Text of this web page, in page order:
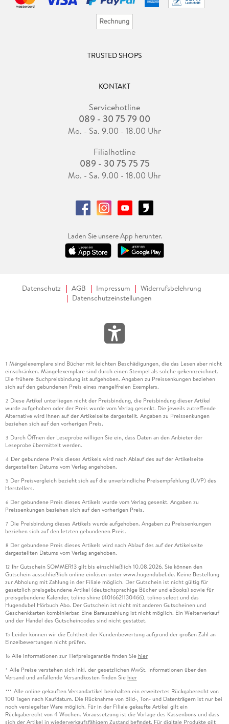
TRUSTED SHOPS
KONTAKT
Servicehotline
089 - 30 75 79 00
Mo. - Sa. 9.00 - 18.00 Uhr
Filialhotline
089 - 30 75 75 75
Mo. - Sa. 9.00 - 18.00 Uhr
Laden Sie unsere App herunter.
Datenschutz AGB Impressum
Widerrufsbelehrung
Datenschutzeinstellungen
1 Mängelexemplare sind Bücher mit leichten Beschädigungen, die das Lesen aber nicht
einschränken. Mängelexemplare sind durch einen Stempel als solche gekennzeichnet.
Die frühere Buchpreisbindung ist aufgehoben. Angaben zu Preissenkungen beziehen
sich auf den gebundenen Preis eines mangelfreien Exemplars.
2 Diese Artikel unterliegen nicht der Preisbindung, die Preisbindung dieser Artikel
wurde aufgehoben oder der Preis wurde vom Verlag gesenkt. Die jeweils zutreffende
Alternative wird Ihnen auf der Artikelseite dargestellt. Angaben zu Preissenkungen
beziehen sich auf den vorherigen Preis.
3 Durch Öffnen der Leseprobe willigen Sie ein, dass Daten an den Anbieter der
Leseprobe übermittelt werden.
4 Der gebundene Preis dieses Artikels wird nach Ablauf des auf der Artikelseite
dargestellten Datums vom Verlag angehoben.
5 Der Preisvergleich bezieht sich auf die unverbindliche Preisempfehlung (UVP) des
Herstellers.
6 Der gebundene Preis dieses Artikels wurde vom Verlag gesenkt. Angaben zu
Preissenkungen beziehen sich auf den vorherigen Preis.
7 Die Preisbindung dieses Artikels wurde aufgehoben. Angaben zu Preissenkungen
beziehen sich auf den letzten gebundenen Preis.
8 Der gebundene Preis dieses Artikels wird nach Ablauf des auf der Artikelseite
dargestellten Datums vom Verlag angehoben.
12 Ihr Gutschein SOMMER13 gilt bis einschließlich 10.08.2026. Sie können den
Gutschein ausschließlich online einlösen unter www.hugendubel.de. Keine Bestellung
zur Abholung mit Zahlung in der Filiale möglich. Der Gutschein ist nicht gültig für
gesetzlich preisgebundene Artikel (deutschsprachige Bücher und eBooks) sowie für
preisgebundene Kalender, tolino shine (4016621130466), tolino select und das
Hugendubel Hörbuch Abo. Der Gutschein ist nicht mit anderen Gutscheinen und
Geschenkkarten kombinierbar. Eine Barauszahlung ist nicht möglich. Ein Weiterverkauf
und der Handel des Gutscheincodes sind nicht gestattet.
15 Leider können wir die Echtheit der Kundenbewertung aufgrund der großen Zahl an
Einzelbewertungen nicht prüfen.
16 Alle Informationen zur Tiefpreisgarantie finden Sie hier
* Alle Preise verstehen sich inkl. der gesetzlichen MwSt. Informationen über den
Versand und anfallende Versandkosten finden Sie hier
*** Alle online gekauften Versandartikel beinhalten ein erweitertes Rückgaberecht von
100 Tagen nach Kaufdatum. Die Rücknahme von Bild-, Ton- und Datenträgern ist nur bei
noch versiegelter Ware möglich. Für in der Filiale gekaufte Artikel gilt ein
Rückgaberecht von 4 Wochen. Voraussetzung ist die Vorlage des Kassenbons und dass
sich der Artikel in wiederverkaufsfähigem Zustand befindet. Für digitale Produkte gilt